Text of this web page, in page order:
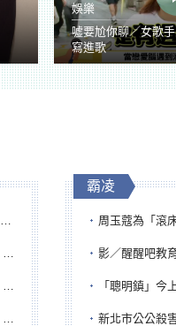
娛樂
噓要尬你聊／女歌
寫進歌
霸凌
周玉蔻為「滾床單案」出
影／醒醒吧教育部！民眾黨
「聰明鎮」今上線！
新北市公公殺害媳婦命